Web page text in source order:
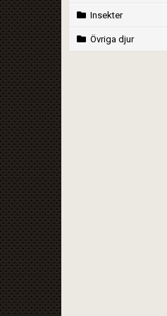
Insekter
Övriga djur